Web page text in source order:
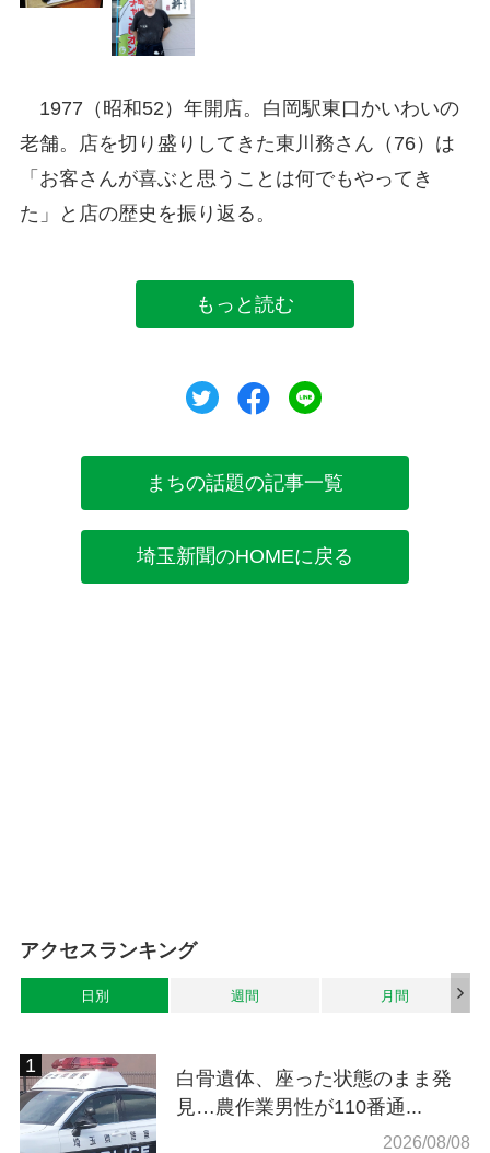
1977（昭和52）年開店。白岡駅東口かいわいの
老舗。店を切り盛りしてきた東川務さん（76）は
「お客さんが喜ぶと思うことは何でもやってき
た」と店の歴史を振り返る。
もっと読む
ツイートシェア
まちの話題の記事一覧
埼玉新聞のHOMEに戻る
アクセスランキング
日別 週間 月間
白骨遺体、座った状態のまま発
見…農作業男性が110番通...
2026/08/08